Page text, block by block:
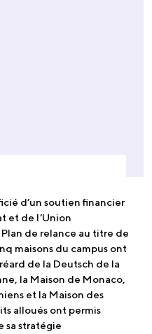
d’un soutien financier
et de l’Union
de relance au titre de
maisons du campus ont
de la Deutsch de la
la Maison de Monaco,
et la Maison des
alloués ont permis
sa stratégie